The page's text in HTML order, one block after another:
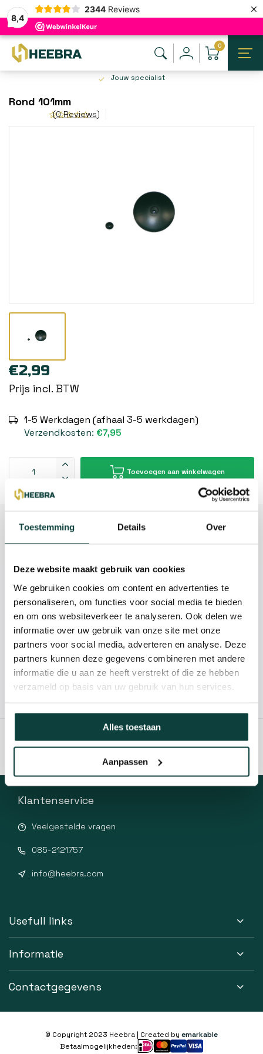
Toestemming Details Over
Deze website maakt gebruik van cookies
We gebruiken cookies om content en advertenties te
personaliseren, om functies voor social media te bieden
en om ons websiteverkeer te analyseren. Ook delen we
informatie over uw gebruik van onze site met onze
partners voor social media, adverteren en analyse. Deze
partners kunnen deze gegevens combineren met andere
informatie die u aan ze heeft verstrekt of die ze hebben
verzameld op basis van uw gebruik van hun services.
Alles toestaan
Aanpassen
8,4
2344 Reviews ×
0
Jouw specialist
Rond 101mm
(0 Reviews)
€2,99
Prijs incl. BTW
1-5 Werkdagen (afhaal 3-5 werkdagen)
Verzendkosten: €7,95
Toevoegen aan winkelwagen
Kunnen we je helpen?
085-2121757
info@heebra.com
Hovenier of klusbedrijf? Neem contact met ons op voor
Klantenservice
Veelgestelde vragen
085-2121757
info@heebra.com
Usefull links
Informatie
Contactgegevens
© Copyright 2023 Heebra | Created by emarkable
Betaalmogelijkheden: